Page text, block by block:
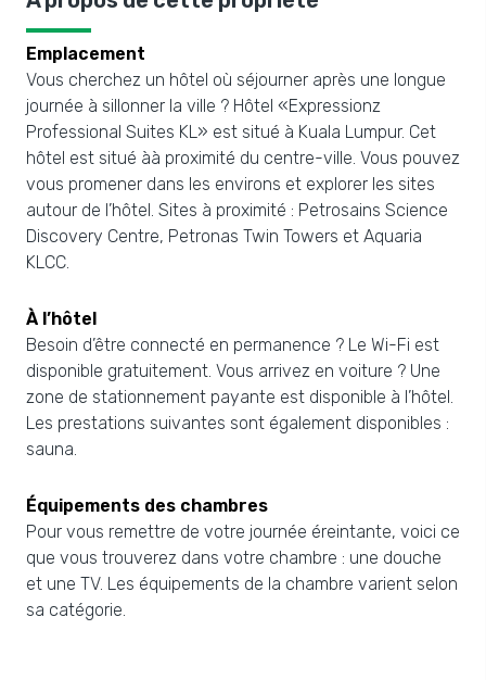
Emplacement
Vous cherchez un hôtel où séjourner après une longue
journée à sillonner la ville ? Hôtel «Expressionz
Professional Suites KL» est situé à Kuala Lumpur. Cet
hôtel est situé àà proximité du centre-ville. Vous pouvez
vous promener dans les environs et explorer les sites
autour de l’hôtel. Sites à proximité : Petrosains Science
Discovery Centre, Petronas Twin Towers et Aquaria
KLCC.
À l’hôtel
Besoin d’être connecté en permanence ? Le Wi-Fi est
disponible gratuitement. Vous arrivez en voiture ? Une
zone de stationnement payante est disponible à l’hôtel.
Les prestations suivantes sont également disponibles :
sauna.
Équipements des chambres
Pour vous remettre de votre journée éreintante, voici ce
que vous trouverez dans votre chambre : une douche
et une TV. Les équipements de la chambre varient selon
sa catégorie.